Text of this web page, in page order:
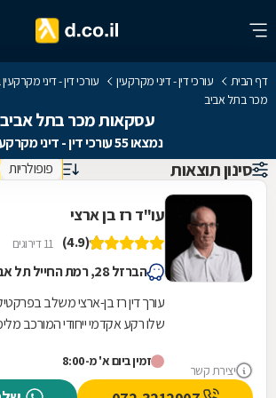
דף הבית עורכי דין - דיני מקרקעין עורכי דין - דיני
מכר בתל אביב
עסקאות מכר בתל אביב
נמצאו 55 עורכי דין - דיני מקרקעין
סינון תוצאות פופולריות
יצירת קשר
עו"ד רז בן ארצי
(4.9) 11 דירוגים
הברזל 28, רמת החייל תל אביב
עורך דין רז בן-ארצי משלב
שלו רקע אקדמי ייחודי המורכב
(בהצטיינות) מהקריה...
זמין ביום א' מ-8:00